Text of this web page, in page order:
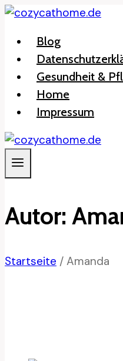
Zum
springenBlog
Gesundheit &
Home
Impressum
Autor:
Startseite / Amanda